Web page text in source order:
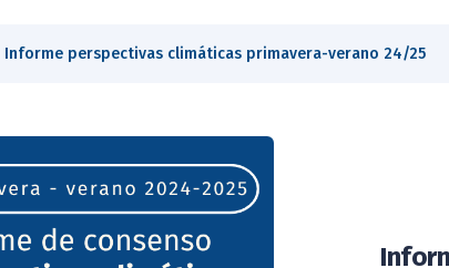
Informe perspectivas climáticas primavera-verano 24/25